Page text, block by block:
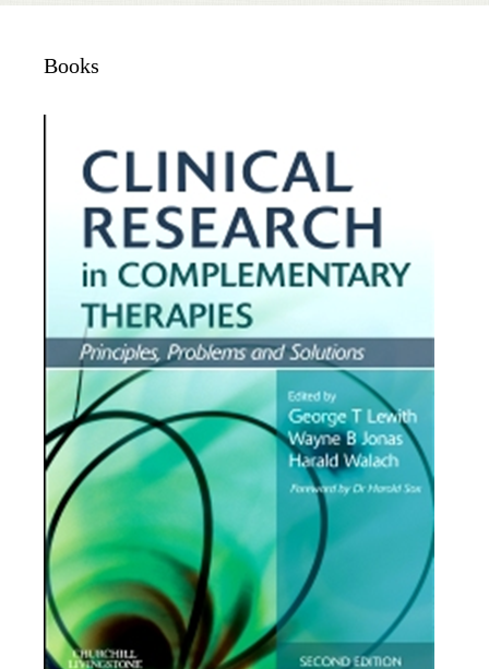
Books